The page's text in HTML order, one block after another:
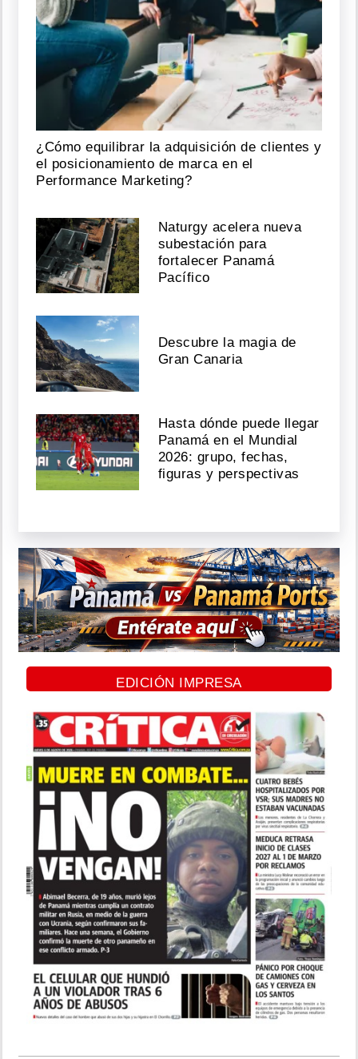
¿Cómo equilibrar la adquisición de clientes y
el posicionamiento de marca en el
Performance Marketing?
Naturgy acelera nueva
subestación para
fortalecer Panamá
Pacífico
Descubre la magia de
Gran Canaria
Hasta dónde puede llegar
Panamá en el Mundial
2026: grupo, fechas,
figuras y perspectivas
EDICIÓN IMPRESA